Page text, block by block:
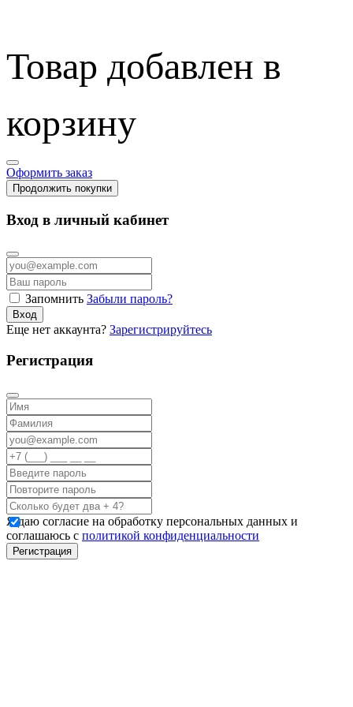
Товар добавлен в
корзину
Оформить заказ
Продолжить покупки
Вход в личный кабинет
Запомнить Забыли пароль?
Вход
Еще нет аккаунта? Зарегистрируйтесь
Регистрация
Я даю согласие на обработку персональных данных и
соглашаюсь с политикой конфиденциальности
Регистрация